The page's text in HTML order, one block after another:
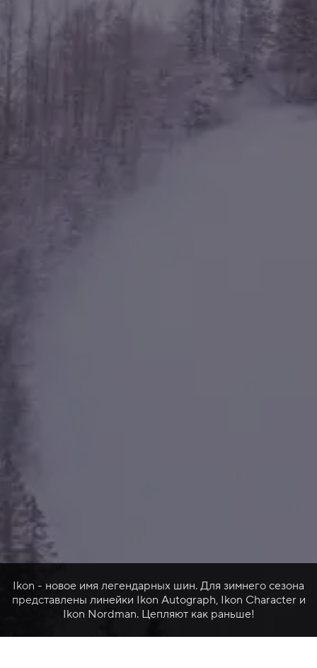
Ikon - новое имя легендарных шин. Для зимнего сезона
представлены линейки Ikon Autograph, Ikon Character и
Ikon Nordman. Цепляют как раньше!